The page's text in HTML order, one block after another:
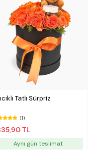
Tatlı Sürpriz
(1)
TL
Aynı gün teslimat